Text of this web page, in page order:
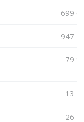
699
947
79
13
26